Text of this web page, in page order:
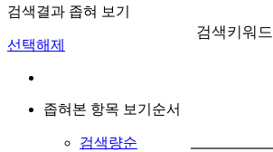
검색결과 좁혀 보기
선택해제
좁혀본 항목 보기순서
검색량순
검색키워드